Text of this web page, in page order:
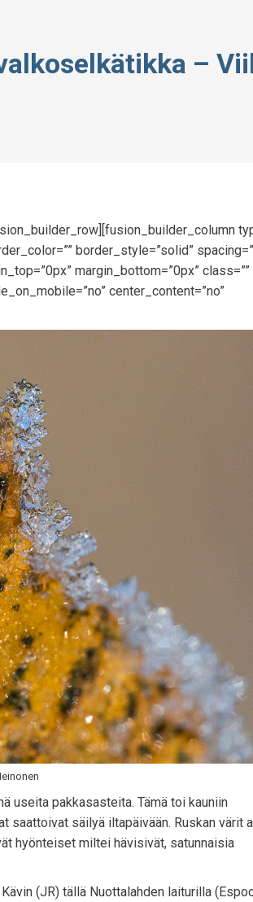
–
border_style=”solid”
margin_bottom=”0px” class=””
center_content=”no”
useita pakkasasteita. Tämä toi kauniin
saattoivat säilyä iltapäivään. Ruskan värit
hyönteiset miltei hävisivät, satunnaisia
(JR) tällä Nuottalahden laiturilla